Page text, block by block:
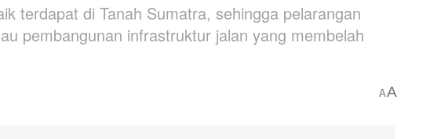
terdapat di Tanah Sumatra, sehingga pelarangan
pembangunan infrastruktur jalan yang membelah
AA